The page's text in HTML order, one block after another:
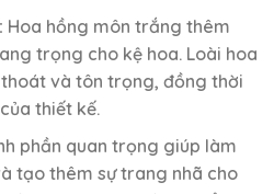
Hoa hồng môn trắng thêm
trọng cho kệ hoa. Loài hoa
thoát và tôn trọng, đồng thời
thiết kế.
phần quan trọng giúp làm
tạo thêm sự trang nhã cho